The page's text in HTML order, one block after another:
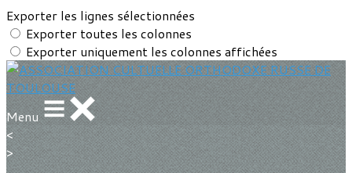
Exporter les lignes sélectionnées
Exporter toutes les colonnes
Exporter uniquement les colonnes affichées
Menu
<
>